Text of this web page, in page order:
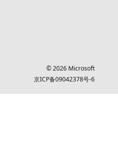
© 2026 Microsoft
京ICP备09042378号-6